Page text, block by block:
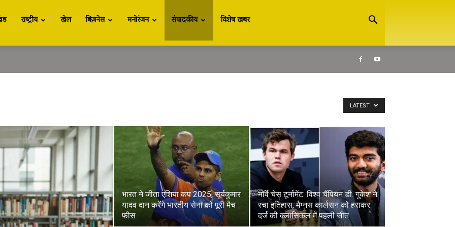
राष्ट्रीय खेल बिज़नेस मनोरंजन संपादकीय विशेष खबर
LATEST
भारत ने जीता एशिया कप 2025, सूर्यकुमार
यादव दान करेंगे भारतीय सेना को पूरी मैच
फीस
नॉर्वे चेस टूर्नामेंट: विश्व चैंपियन डी. गुकेश ने
रचा इतिहास, मैग्नस कार्लसन को हराकर
दर्ज की क्लासिकल में पहली जीत